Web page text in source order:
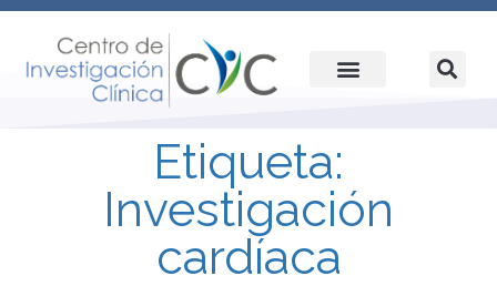
Etiqueta:
Investigación
cardíaca